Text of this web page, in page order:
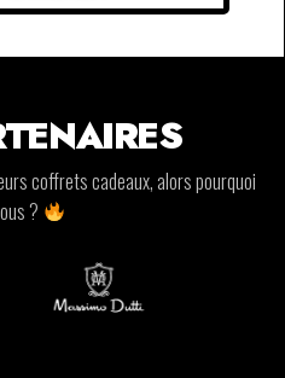
coffrets cadeaux, alors pourquoi
?